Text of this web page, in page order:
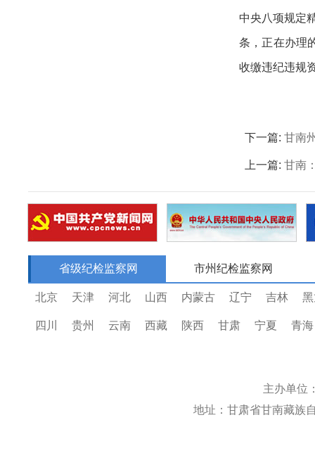
中央八项规定
条，正在办理
收缴违纪违规
下一篇: 甘南
上一篇: 甘南
省级纪检监察网 市州纪检监察网
北京 天津 河北 山西 内蒙古 辽宁 吉林
四川 贵州 云南 西藏 陕西 甘肃 宁夏 青海
主办单位
地址：甘肃省甘南藏族